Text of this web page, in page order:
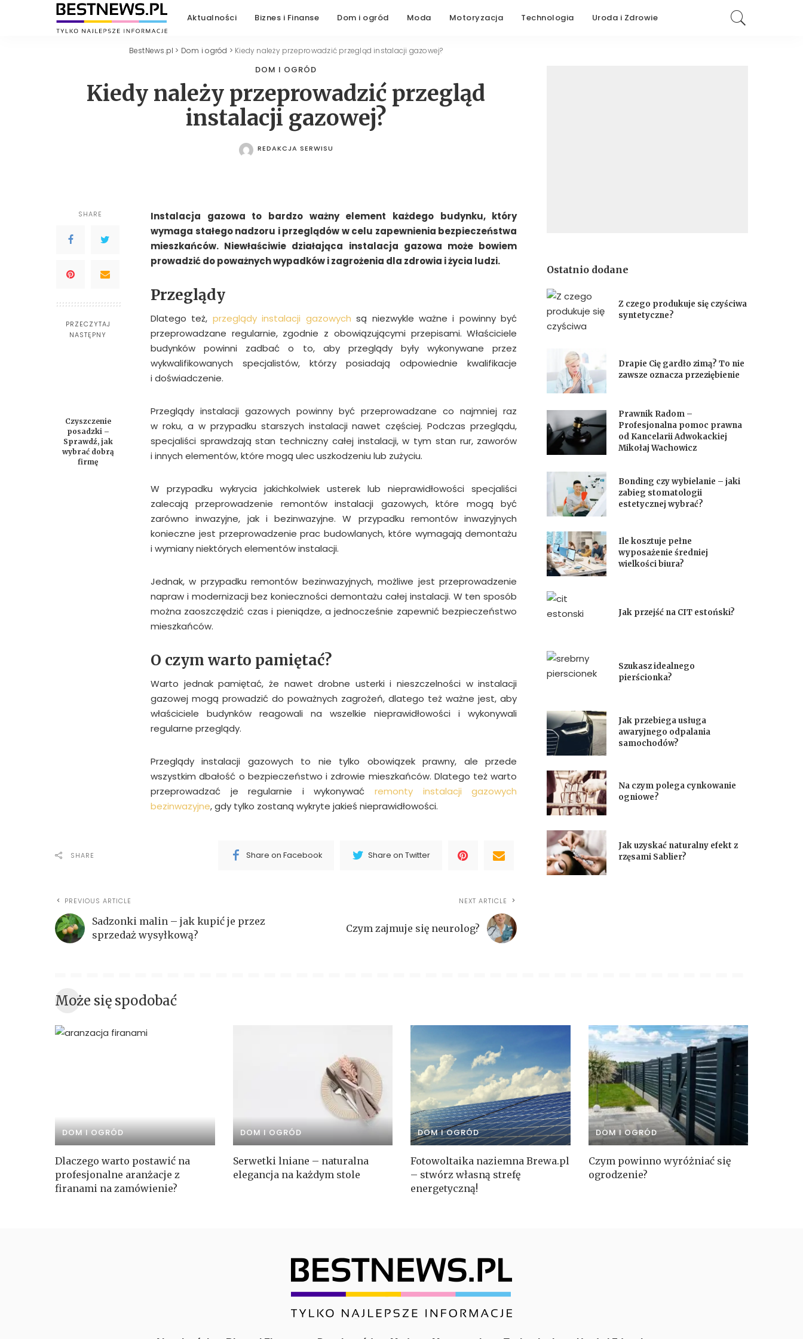
Aktualności Biznes i Finanse Dom i ogród Moda Motoryzacja Technologia Uroda i Zdrowie
BestNews.pl > Dom i ogród > Kiedy należy przeprowadzić przegląd instalacji gazowej?
DOM I OGRÓD
Kiedy należy przeprowadzić przegląd
instalacji gazowej?
POSTED
REDAKCJA SERWISU
SHARE
PRZECZYTAJ
NASTĘPNY
Czyszczenie
posadzki –
Sprawdź, jak
wybrać dobrą
firmę
Instalacja gazowa to bardzo ważny element każdego budynku, który
wymaga stałego nadzoru i przeglądów w celu zapewnienia bezpieczeństwa
mieszkańców. Niewłaściwie działająca instalacja gazowa może bowiem
prowadzić do poważnych wypadków i zagrożenia dla zdrowia i życia ludzi.
Przeglądy
Dlatego też, przeglądy instalacji gazowych są niezwykle ważne i powinny być
przeprowadzane regularnie, zgodnie z obowiązującymi przepisami. Właściciele
budynków powinni zadbać o to, aby przeglądy były wykonywane przez
wykwalifikowanych specjalistów, którzy posiadają odpowiednie kwalifikacje
i doświadczenie.
Przeglądy instalacji gazowych powinny być przeprowadzane co najmniej raz
w roku, a w przypadku starszych instalacji nawet częściej. Podczas przeglądu,
specjaliści sprawdzają stan techniczny całej instalacji, w tym stan rur, zaworów
i innych elementów, które mogą ulec uszkodzeniu lub zużyciu.
W przypadku wykrycia jakichkolwiek usterek lub nieprawidłowości specjaliści
zalecają przeprowadzenie remontów instalacji gazowych, które mogą być
zarówno inwazyjne, jak i bezinwazyjne. W przypadku remontów inwazyjnych
konieczne jest przeprowadzenie prac budowlanych, które wymagają demontażu
i wymiany niektórych elementów instalacji.
Jednak, w przypadku remontów bezinwazyjnych, możliwe jest przeprowadzenie
napraw i modernizacji bez konieczności demontażu całej instalacji. W ten sposób
można zaoszczędzić czas i pieniądze, a jednocześnie zapewnić bezpieczeństwo
mieszkańców.
O czym warto pamiętać?
Warto jednak pamiętać, że nawet drobne usterki i nieszczelności w instalacji
gazowej mogą prowadzić do poważnych zagrożeń, dlatego też ważne jest, aby
właściciele budynków reagowali na wszelkie nieprawidłowości i wykonywali
regularne przeglądy.
Przeglądy instalacji gazowych to nie tylko obowiązek prawny, ale przede
wszystkim dbałość o bezpieczeństwo i zdrowie mieszkańców. Dlatego też warto
przeprowadzać je regularnie i wykonywaćremonty instalacji gazowych
bezinwazyjne, gdy tylko zostaną wykryte jakieś nieprawidłowości.
SHARE Share on Facebook Share on Twitter
PREVIOUS ARTICLE
Sadzonki malin – jak kupić je przez
sprzedaż wysyłkową?
NEXT ARTICLE
Czym zajmuje się neurolog?
Ostatnio dodane
Z czego produkuje się czyściwa
syntetyczne?
Drapie Cię gardło zimą? To nie
zawsze oznacza przeziębienie
Prawnik Radom –
Profesjonalna pomoc prawna
od Kancelarii Adwokackiej
Mikołaj Wachowicz
Bonding czy wybielanie – jaki
zabieg stomatologii
estetycznej wybrać?
Ile kosztuje pełne
wyposażenie średniej
wielkości biura?
Jak przejść na CIT estoński?
Szukasz idealnego
pierścionka?
Jak przebiega usługa
awaryjnego odpalania
samochodów?
Na czym polega cynkowanie
ogniowe?
Jak uzyskać naturalny efekt z
rzęsami Sablier?
Może się spodobać
DOM I OGRÓD
Dlaczego warto postawić na
profesjonalne aranżacje z
firanami na zamówienie?
DOM I OGRÓD
Serwetki lniane – naturalna
elegancja na każdym stole
DOM I OGRÓD
Fotowoltaika naziemna Brewa.pl
– stwórz własną strefę
energetyczną!
DOM I OGRÓD
Czym powinno wyróżniać się
ogrodzenie?